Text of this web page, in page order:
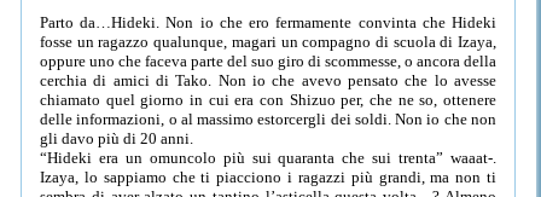
Parto da…Hideki. Non io che ero fermamente convinta che Hideki
fosse un ragazzo qualunque, magari un compagno di scuola di Izaya,
oppure uno che faceva parte del suo giro di scommesse, o ancora della
cerchia di amici di Tako. Non io che avevo pensato che lo avesse
chiamato quel giorno in cui era con Shizuo per, che ne so, ottenere
delle informazioni, o al massimo estorcergli dei soldi. Non io che non
gli davo più di 20 anni.
“Hideki era un omuncolo più sui quaranta che sui trenta” waaat-.
Izaya, lo sappiamo che ti piacciono i ragazzi più grandi, ma non ti